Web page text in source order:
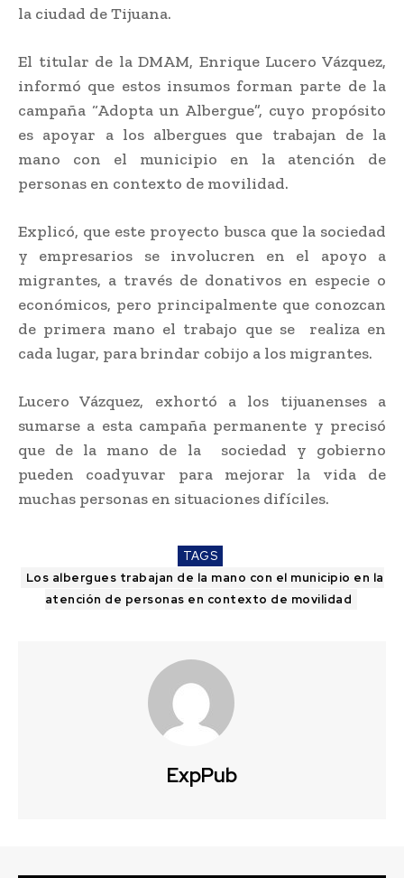
la ciudad de Tijuana.
El titular de la DMAM, Enrique Lucero Vázquez,
informó que estos insumos forman parte de la
campaña “Adopta un Albergue”, cuyo propósito
es apoyar a los albergues que trabajan de la
mano con el municipio en la atención de
personas en contexto de movilidad.
Explicó, que este proyecto busca que la sociedad
y empresarios se involucren en el apoyo a
migrantes, a través de donativos en especie o
económicos, pero principalmente que conozcan
de primera mano el trabajo que se realiza en
cada lugar, para brindar cobijo a los migrantes.
Lucero Vázquez, exhortó a los tijuanenses a
sumarse a esta campaña permanente y precisó
que de la mano de la sociedad y gobierno
pueden coadyuvar para mejorar la vida de
muchas personas en situaciones difíciles.
TAGS
Los albergues trabajan de la mano con el municipio en la
atención de personas en contexto de movilidad
ExpPub